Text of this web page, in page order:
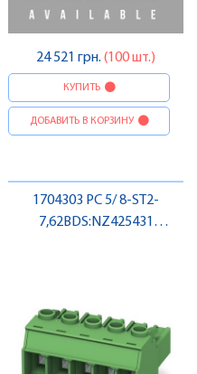
24 521 грн. (100 шт.)
КУПИТЬ
ДОБАВИТЬ В КОРЗИНУ
1704303 PC 5/ 8-ST2-
7,62BDS:NZ425431